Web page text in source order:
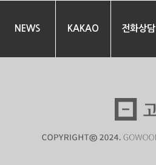
NEWS KAKAO 전화상담